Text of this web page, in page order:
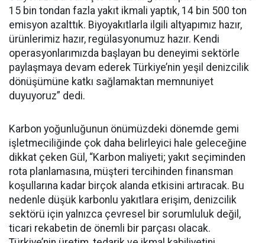
15 bin tondan fazla yakıt ikmali yaptık, 14 bin 500 ton
emisyon azalttık. Biyoyakıtlarla ilgili altyapımız hazır,
ürünlerimiz hazır, regülasyonumuz hazır. Kendi
operasyonlarımızda başlayan bu deneyimi sektörle
paylaşmaya devam ederek Türkiye’nin yeşil denizcilik
dönüşümüne katkı sağlamaktan memnuniyet
duyuyoruz” dedi.
Karbon yoğunluğunun önümüzdeki dönemde gemi
işletmeciliğinde çok daha belirleyici hale geleceğine
dikkat çeken Gül, “Karbon maliyeti; yakıt seçiminden
rota planlamasına, müşteri tercihinden finansman
koşullarına kadar birçok alanda etkisini artıracak. Bu
nedenle düşük karbonlu yakıtlara erişim, denizcilik
sektörü için yalnızca çevresel bir sorumluluk değil,
ticari rekabetin de önemli bir parçası olacak.